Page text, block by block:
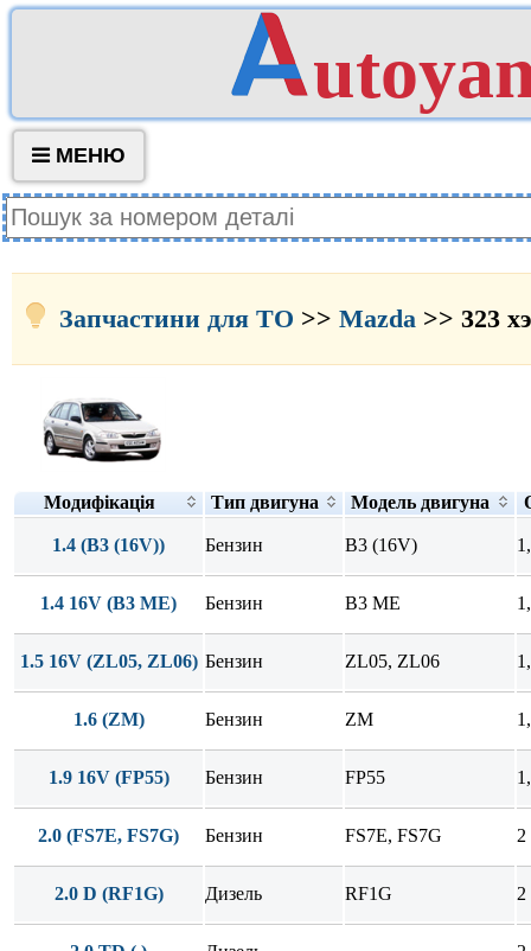
МЕНЮ
Запчастини для ТО >> Mazda >> 323
Модифікація Тип двигуна Модель двигуна
1.4 (B3 (16V)) Бензин B3 (16V)
1.4 16V (B3 ME) Бензин B3 ME
1.5 16V (ZL05, ZL06) Бензин ZL05, ZL06
1.6 (ZM) Бензин ZM
1.9 16V (FP55) Бензин FP55
2.0 (FS7E, FS7G) Бензин FS7E, FS7G 2
2.0 D (RF1G) Дизель RF1G 2